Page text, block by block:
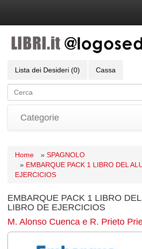
Lista dei Desideri (0) Cassa
Categorie
Home » SPAGNOLO
» EMBARQUE PACK 1 LIBRO DEL
EJERCICIOS
EMBARQUE PACK 1 LIBRO
LIBRO DE EJERCICIOS
M. Alonso Cuenca e R. Prieto